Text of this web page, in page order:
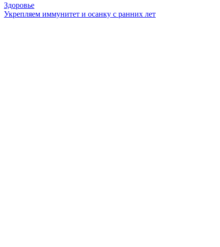
Здоровье
Укрепляем иммунитет и осанку с ранних лет